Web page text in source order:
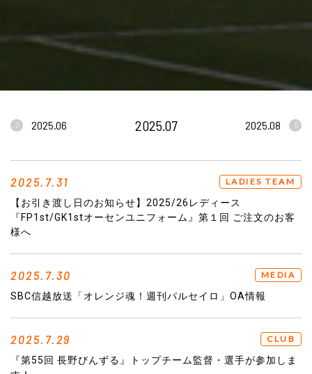
2025.06 2025.07 2025.08
2025.7.31 LADIES TEAM
【お引き渡し日のお知らせ】2025/26レディース
『FP1st/GK1stオーセンユニフォーム』第１回 ご注文のお客
様へ
2025.7.30 MEDIA
SBC信越放送「オレンジ魂！週刊パルセイロ」OA情報
2025.7.29 CLUB
『第55回 長野びんずる』トップチーム監督・選手が参加しま